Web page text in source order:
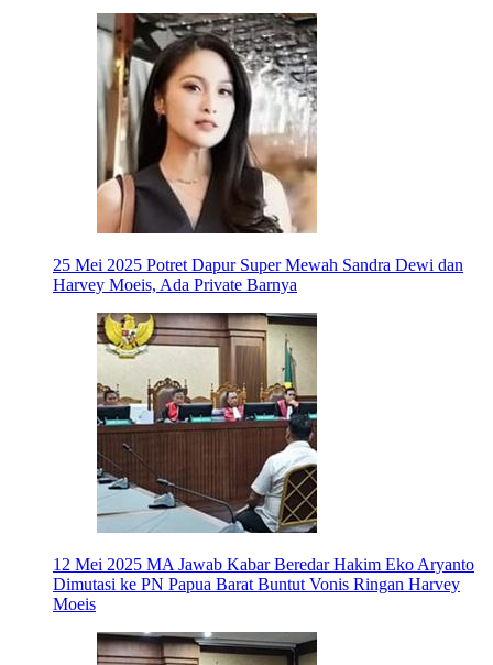
25 Mei 2025 Potret Dapur Super Mewah Sandra Dewi dan
Harvey Moeis, Ada Private Barnya
12 Mei 2025 MA Jawab Kabar Beredar Hakim Eko Aryanto
Dimutasi ke PN Papua Barat Buntut Vonis Ringan Harvey
Moeis